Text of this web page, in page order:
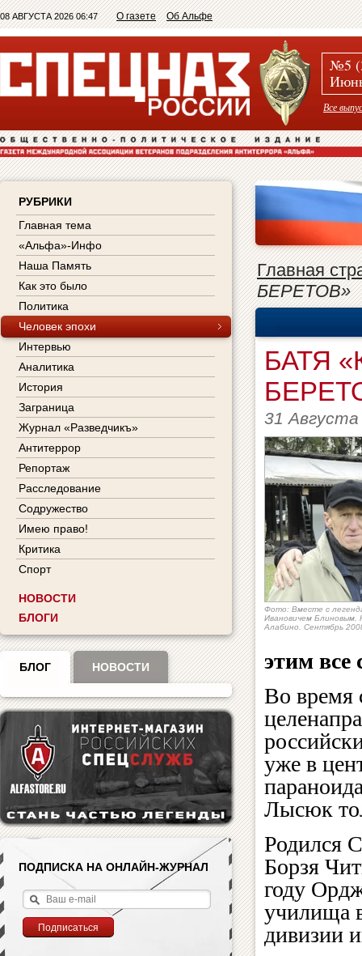
08 АВГУСТА 2026 06:47 О газете Об Альфе
№5
Все
РУБРИКИ
Главная тема
«Альфа»-Инфо
Наша Память
Как это было
Политика
Человек эпохи
Интервью
Аналитика
История
Заграница
Журнал «Разведчикъ»
Антитеррор
Репортаж
Расследование
Содружество
Имею право!
Критика
Спорт
НОВОСТИ
БЛОГИ
БЛОГ НОВОСТИ
ПОДПИСКА НА ОНЛАЙН-ЖУРНАЛ
Главная
БЕРЕТОВ»
БАТЯ
31
Фото: Вместе с
Ивановичем Блиновым.
Алабино. Сентябрь
этим все
Во время
уже в
Лысюк
Родился
Борзя
году
училища
дивизии